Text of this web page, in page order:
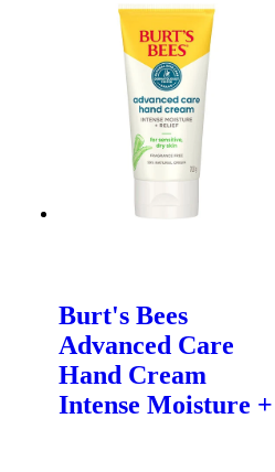
Burt's Bees
Advanced Care
Hand Cream
Intense Moisture +